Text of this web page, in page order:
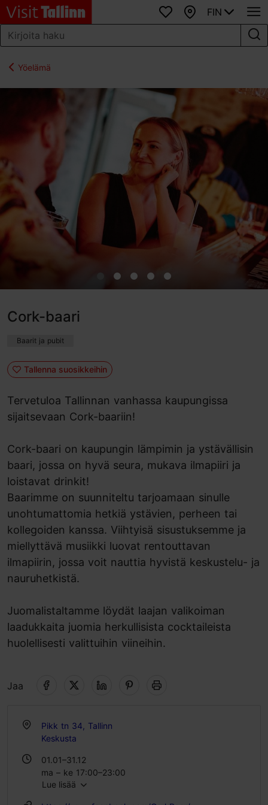
SuosikitKartta
FIN
Yöelämä
Cork-baari
Baarit ja pubit
Tallenna suosikkeihin
Tervetuloa Tallinnan vanhassa kaupungissa
sijaitsevaan Cork-baariin!
Cork-baari on kaupungin lämpimin ja ystävällisin
baari, jossa on hyvä seura, mukava ilmapiiri ja
loistavat drinkit!
Baarimme on suunniteltu tarjoamaan sinulle
unohtumattomia hetkiä ystävien, perheen tai
kollegoiden kanssa. Viihtyisä sisustuksemme ja
miellyttävä musiikki luovat rentouttavan
ilmapiirin, jossa voit nauttia hyvistä keskustelu- ja
nauruhetkistä.
Juomalistaltamme löydät laajan valikoiman
laadukkaita juomia herkullisista cocktaileista
huolellisesti valittuihin viineihin.
Jaa
Pikk tn 34, Tallinn
Keskusta
01.01–31.12
ma – ke 17:00–23:00
to – la 18:00–01:00
Lue lisää